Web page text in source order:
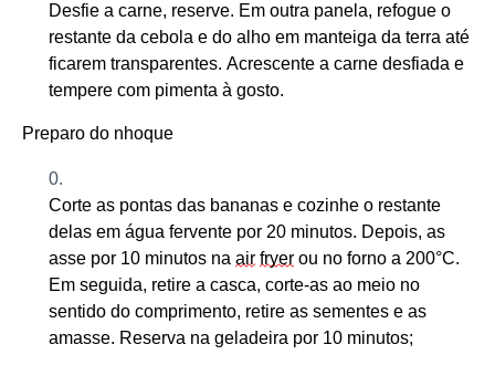
Desfie a carne, reserve. Em outra panela, refogue o
restante da cebola e do alho em manteiga da terra até
ficarem transparentes. Acrescente a carne desfiada e
tempere com pimenta à gosto.
Preparo do nhoque
Corte as pontas das bananas e cozinhe o restante
del as em água fervente por 20 minutos. Depois, as
asse por 10 minutos na air fryer ou no forno a 200°C.
Em seguida, retire a casca, corte-as ao meio no
sentido do comprimento, retire as sementes e as
amasse. Reserva na geladeira por 10 minutos;